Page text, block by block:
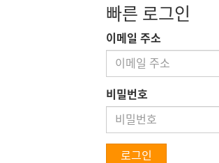
빠른 로그인
이메일 주소
비밀번호
로그인